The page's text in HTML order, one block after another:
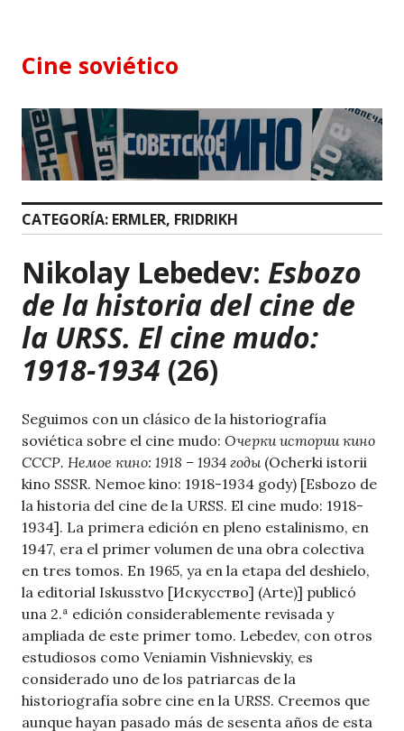
content
Cine soviético
CATEGORÍA: ERMLER, FRIDRIKH
Nikolay Lebedev: Esbozo
de la historia del cine de
la URSS. El cine mudo:
1918-1934 (26)
Seguimos con un clásico de la historiografía
soviética sobre el cine mudo: Очерки истории кино
СССР. Немое кино: 1918 – 1934 годы (Ocherki istorii
kino SSSR. Nemoe kino: 1918-1934 gody) [Esbozo de
la historia del cine de la URSS. El cine mudo: 1918-
1934]. La primera edición en pleno estalinismo, en
1947, era el primer volumen de una obra colectiva
en tres tomos. En 1965, ya en la etapa del deshielo,
la editorial Iskusstvo [Искусство] (Arte)] publicó
una 2.ª edición considerablemente revisada y
ampliada de este primer tomo. Lebedev, con otros
estudiosos como Veniamin Vishnievskiy, es
considerado uno de los patriarcas de la
historiografía sobre cine en la URSS. Creemos que
aunque hayan pasado más de sesenta años de esta